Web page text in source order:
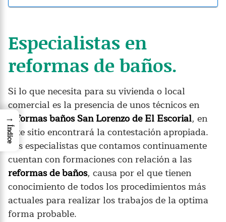
Especialistas en
reformas de baños.
Si lo que necesita para su vivienda o local
comercial es la presencia de unos técnicos en
reformas baños San Lorenzo de El Escorial, en
este sitio encontrará la contestación apropiada.
Los especialistas que contamos continuamente
cuentan con formaciones con relación a las
reformas de baños, causa por el que tienen
conocimiento de todos los procedimientos más
actuales para realizar los trabajos de la optima
forma probable.
→
Índice